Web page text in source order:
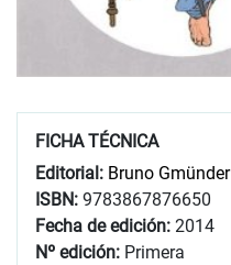
FICHA TÉCNICA
Editorial: Bruno Gmünder
ISBN: 9783867876650
Fecha de edición: 2014
Nº edición: Primera